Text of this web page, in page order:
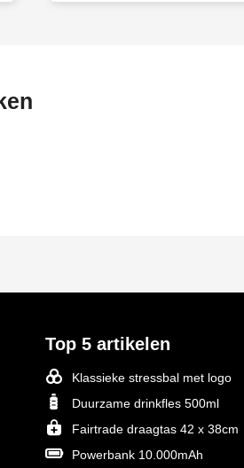
Top 5 artikelen
Klassieke stressbal met logo
Duurzame drinkfles 500ml
Fairtrade draagtas 42 x 38cm
Powerbank 10.000mAh